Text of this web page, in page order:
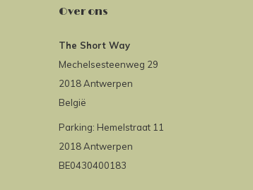
Over ons
The Short Way
Mechelsesteenweg 29
2018 Antwerpen
België
Parking: Hemelstraat 11
2018 Antwerpen
BE0430400183